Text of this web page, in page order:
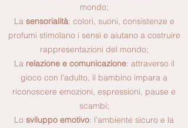
mondo;
La sensorialità: colori, suoni, consistenze e
profumi stimolano i sensi e aiutano a costruire
rappresentazioni del mondo;
La relazione e comunicazione: attraverso il
gioco con l’adulto, il bambino impara a
riconoscere emozioni, espressioni, pause e
scambi;
Lo sviluppo emotivo: l’ambiente sicuro e la